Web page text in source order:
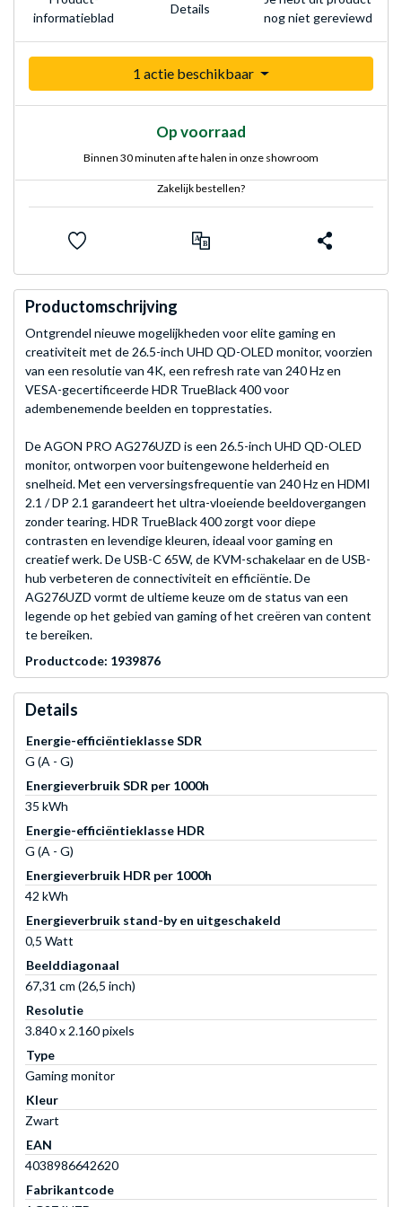
informatieblad
Details
nog niet gereviewd
1 actie beschikbaar
Op voorraad
Binnen 30 minuten af te halen in onze showroom
Zakelijk bestellen?
Productomschrijving
Ontgrendel nieuwe mogelijkheden voor elite gaming en
creativiteit met de 26.5-inch UHD QD-OLED monitor, voorzien
van een resolutie van 4K, een refresh rate van 240 Hz en
VESA-gecertificeerde HDR TrueBlack 400 voor
adembenemende beelden en topprestaties.
De AGON PRO AG276UZD is een 26.5-inch UHD QD-OLED
monitor, ontworpen voor buitengewone helderheid en
snelheid. Met een verversingsfrequentie van 240 Hz en HDMI
2.1 / DP 2.1 garandeert het ultra-vloeiende beeldovergangen
zonder tearing. HDR TrueBlack 400 zorgt voor diepe
contrasten en levendige kleuren, ideaal voor gaming en
creatief werk. De USB-C 65W, de KVM-schakelaar en de USB-
hub verbeteren de connectiviteit en efficiëntie. De
AG276UZD vormt de ultieme keuze om de status van een
legende op het gebied van gaming of het creëren van content
te bereiken.
Productcode: 1939876
Details
Energie-efficiëntieklasse SDR
G (A - G)
Energieverbruik SDR per 1000h
35 kWh
Energie-efficiëntieklasse HDR
G (A - G)
Energieverbruik HDR per 1000h
42 kWh
Energieverbruik stand-by en uitgeschakeld
0,5 Watt
Beelddiagonaal
67,31 cm (26,5 inch)
Resolutie
3.840 x 2.160 pixels
Type
Gaming monitor
Kleur
Zwart
EAN
4038986642620
Fabrikantcode